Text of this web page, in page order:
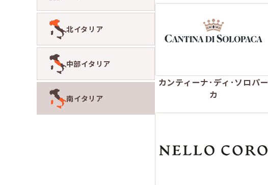
北イタリア
中部イタリア
南イタリア
カンティーナ･ディ･ソロパー
カ